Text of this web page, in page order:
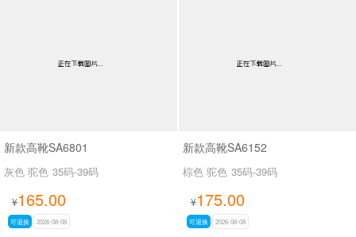
新款高靴SA6801
灰色 驼色 35码-39码
¥165.00
可退换 2026-08-08
新款高靴SA6152
棕色 驼色 35码-39码
¥175.00
可退换 2026-08-08